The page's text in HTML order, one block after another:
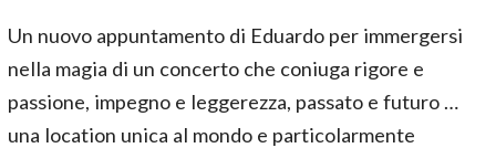
Un nuovo appuntamento di Eduardo per immergersi
nella magia di un concerto che coniuga rigore e
passione, impegno e leggerezza, passato e futuro …
una location unica al mondo e particolarmente